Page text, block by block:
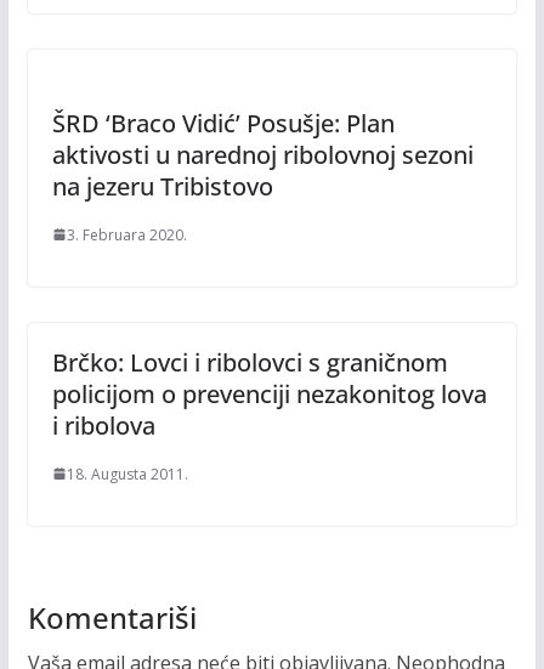
ŠRD ‘Braco Vidić’ Posušje: Plan
aktivosti u narednoj ribolovnoj sezoni
na jezeru Tribistovo
3. Februara 2020.
Brčko: Lovci i ribolovci s graničnom
policijom o prevenciji nezakonitog lova
i ribolova
18. Augusta 2011.
Komentariši
Vaša email adresa neće biti objavljivana. Neophodna